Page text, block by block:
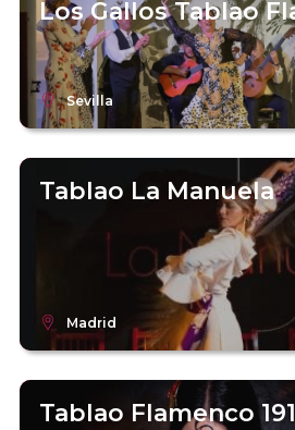
Los Gallos Tablao
Sevilla
Tablao La Manuela
Madrid
Tablao Flamenco